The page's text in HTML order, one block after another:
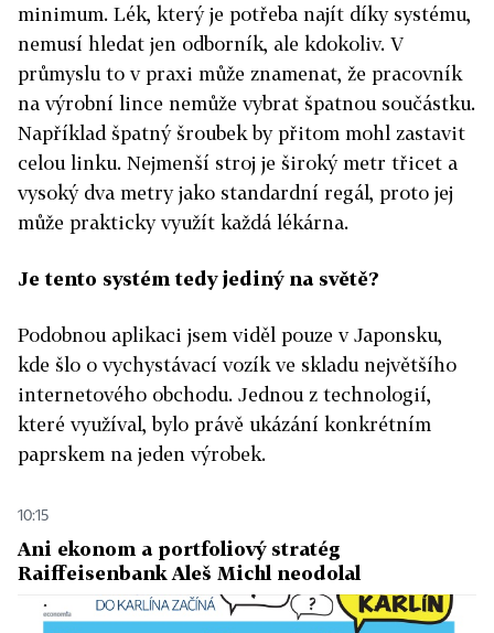
minimum. Lék, který je potřeba najít díky systému,
nemusí hledat jen odborník, ale kdokoliv. V
průmyslu to v praxi může znamenat, že pracovník
na výrobní lince nemůže vybrat špatnou součástku.
Například špatný šroubek by přitom mohl zastavit
celou linku. Nejmenší stroj je široký metr třicet a
vysoký dva metry jako standardní regál, proto jej
může prakticky využít každá lékárna.
Je tento systém tedy jediný na světě?
Podobnou aplikaci jsem viděl pouze v Japonsku,
kde šlo o vychystávací vozík ve skladu největšího
internetového obchodu. Jednou z technologií,
které využíval, bylo právě ukázání konkrétním
paprskem na jeden výrobek.
10:15
Ani ekonom a portfoliový stratég
Raiffeisenbank Aleš Michl neodolal